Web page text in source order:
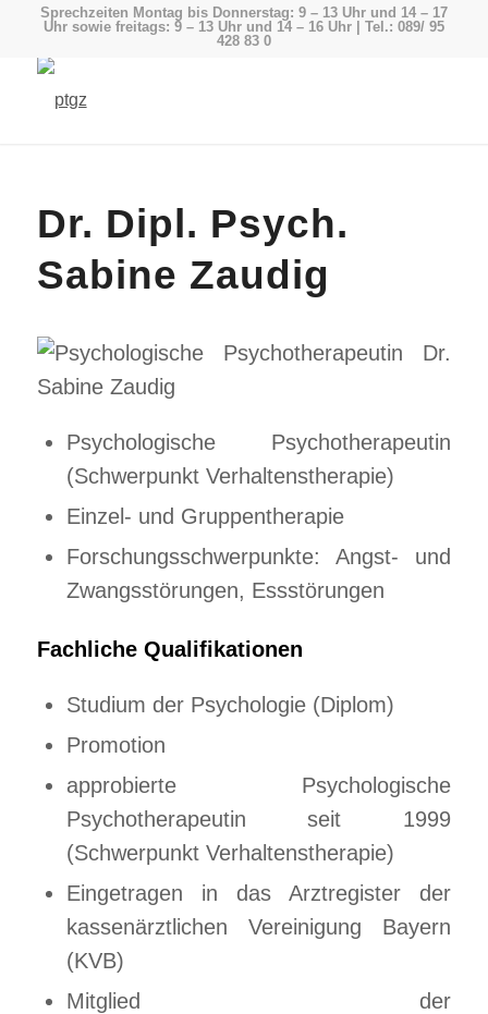
Sprechzeiten Montag bis Donnerstag: 9 – 13 Uhr und 14 – 17
Uhr sowie freitags: 9 – 13 Uhr und 14 – 16 Uhr | Tel.: 089/ 95
428 83 0
Dr. Dipl. Psych.
Sabine Zaudig
Psychologische Psychotherapeutin
(Schwerpunkt Verhaltenstherapie)
Einzel- und Gruppentherapie
Forschungsschwerpunkte: Angst- und
Zwangsstörungen, Essstörungen
Fachliche Qualifikationen
Studium der Psychologie (Diplom)
Promotion
approbierte Psychologische
Psychotherapeutin seit 1999
(Schwerpunkt Verhaltenstherapie)
Eingetragen in das Arztregister der
kassenärztlichen Vereinigung Bayern
(KVB)
Mitglied der